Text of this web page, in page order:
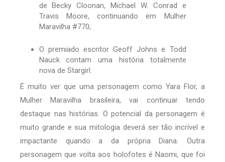
de Becky Cloonan, Michael W. Conrad e
Travis Moore, continuando em Mulher
Maravilha #770;
O premiado escritor Geoff Johns e Todd
Nauck contam uma história totalmente
nova de Stargirl.
É muito ver que uma personagem como Yara Flor, a
Mulher Maravilha brasileira, vai continuar tendo
destaque nas histórias. O potencial da personagem é
muito grande e sua mitologia deverá ser tão incrível e
impactante quando a da própria Diana. Outra
personagem que volta aos holofotes é Naomi, que foi